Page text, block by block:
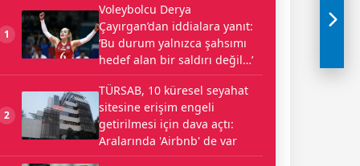
1
Voleybolcu Derya
Çayırgan’dan iddialara yanıt:
‘Bu durum yalnızca şahsımı
hedef alan bir saldırı değil…’
2
TÜRSAB, 10 küresel seyahat
sitesine erişim engeli
getirilmesi için dava açtı:
Aralarında 'Airbnb' de var